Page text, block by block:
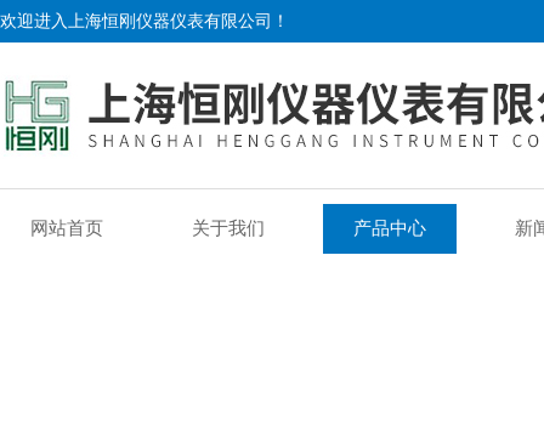
欢迎进入上海恒刚仪器仪表有限公司！
网站首页 关于我们 产品中心 新